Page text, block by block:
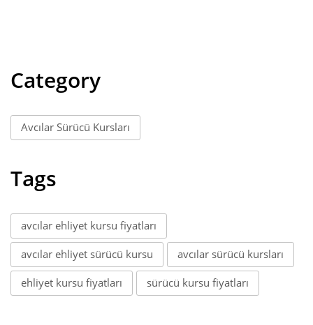
Category
Avcılar Sürücü Kursları
Tags
avcılar ehliyet kursu fiyatları
avcılar ehliyet sürücü kursu avcılar sürücü kursları
ehliyet kursu fiyatları sürücü kursu fiyatları